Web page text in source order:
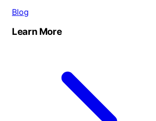
Blog
Learn More